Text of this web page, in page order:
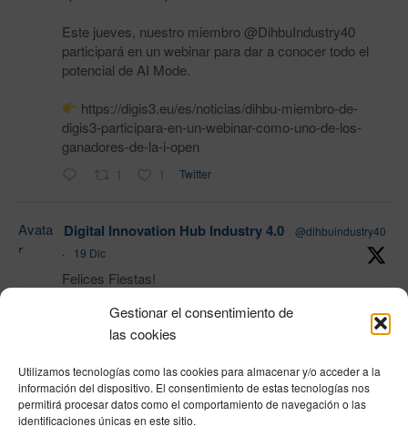
Gestionar el consentimiento de
las cookies
Utilizamos tecnologías como las cookies para almacenar y/o acceder a la
información del dispositivo. El consentimiento de estas tecnologías nos
permitirá procesar datos como el comportamiento de navegación o las
identificaciones únicas en este sitio.
Este jueves, nuestro miembro @DihbuIndustry40
participará en un webinar para dar a conocer todo el
potencial de AI Mode.
https://digis3.eu/es/noticias/dihbu-miembro-de-
digis3-participara-en-un-webinar-como-uno-de-los-
ganadores-de-la-i-open
1 1 Twitter
Avata
r
Digital Innovation Hub Industry 4.0
@dihbuindustry40
·
19 Dic
Felices Fiestas!
1 Twitter
Load More